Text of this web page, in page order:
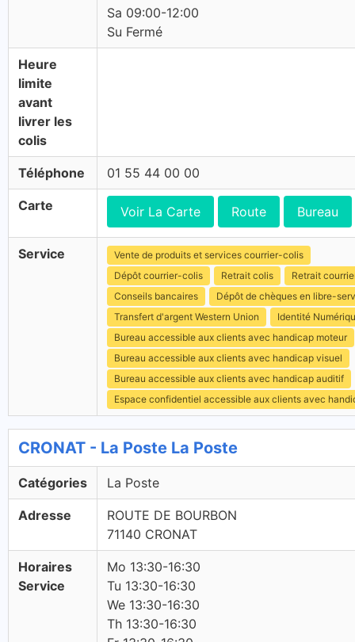
Sa 09:00-12:00
Su Fermé
Heure
limite
avant
livrer les
colis
Téléphone 01 55 44 00 00
Carte Voir La Carte Route Bureau
Service
Vente de produits et services courrier-colis
Dépôt courrier-colis
Retrait colis
Retrait
Conseils bancaires
Dépôt de chèques en libre-
Transfert d'argent Western Union
Identité
Bureau accessible aux clients avec handicap moteur
Bureau accessible aux clients avec handicap visuel
Bureau accessible aux clients avec handicap auditif
Espace confidentiel accessible aux clients avec
CRONAT - La Poste La Poste
Catégories La Poste
Adresse
ROUTE DE BOURBON
71140 CRONAT
Horaires
Service
Mo 13:30-16:30
Tu 13:30-16:30
We 13:30-16:30
Th 13:30-16:30